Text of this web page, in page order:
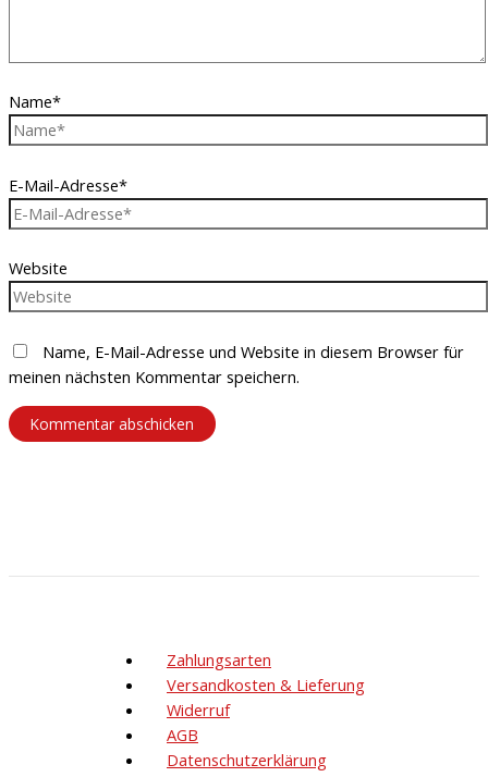
Name*
E-Mail-Adresse*
Website
Name, E-Mail-Adresse und Website in diesem Browser für
meinen nächsten Kommentar speichern.
Zahlungsarten
Versandkosten & Lieferung
Widerruf
AGB
Datenschutzerklärung